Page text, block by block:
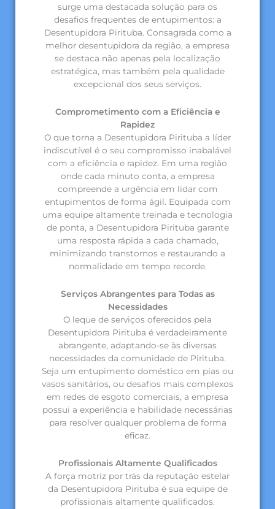
surge uma destacada solução para os
desafios frequentes de entupimentos: a
Desentupidora Pirituba. Consagrada como a
melhor desentupidora da região, a empresa
se destaca não apenas pela localização
estratégica, mas também pela qualidade
excepcional dos seus serviços.
Comprometimento com a Eficiência e
Rapidez
O que torna a Desentupidora Pirituba a líder
indiscutível é o seu compromisso inabalável
com a eficiência e rapidez. Em uma região
onde cada minuto conta, a empresa
compreende a urgência em lidar com
entupimentos de forma ágil. Equipada com
uma equipe altamente treinada e tecnologia
de ponta, a Desentupidora Pirituba garante
uma resposta rápida a cada chamado,
minimizando transtornos e restaurando a
normalidade em tempo recorde.
Serviços Abrangentes para Todas as
Necessidades
O leque de serviços oferecidos pela
Desentupidora Pirituba é verdadeiramente
abrangente, adaptando-se às diversas
necessidades da comunidade de Pirituba.
Seja um entupimento doméstico em pias ou
vasos sanitários, ou desafios mais complexos
em redes de esgoto comerciais, a empresa
possui a experiência e habilidade necessárias
para resolver qualquer problema de forma
eficaz.
Profissionais Altamente Qualificados
A força motriz por trás da reputação estelar
da Desentupidora Pirituba é sua equipe de
profissionais altamente qualificados.